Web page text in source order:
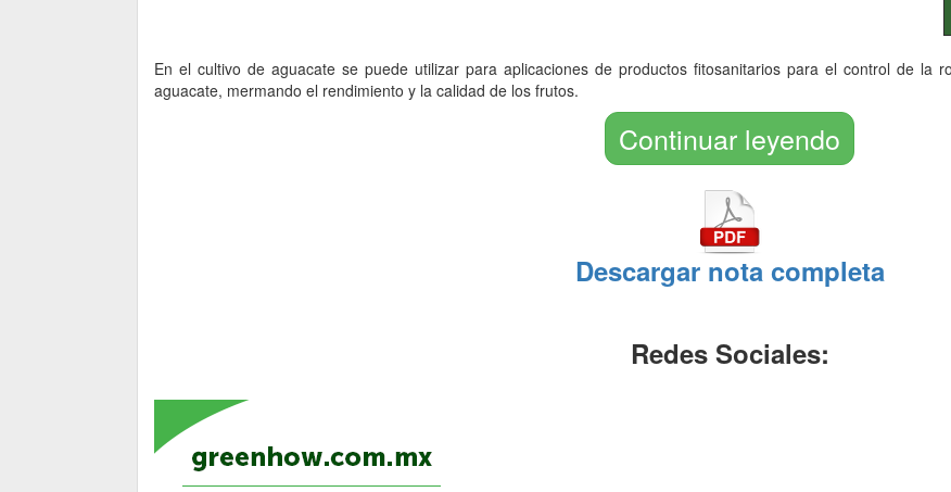
En el cultivo de aguacate se puede utilizar para aplicaciones de productos fitosanitarios para el control de la
aguacate, mermando el rendimiento y la calidad de los frutos.
Continuar leyendo
Descargar nota completa
Redes Sociales: